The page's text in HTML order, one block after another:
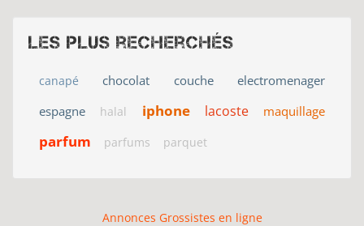
Les plus recherchés
canapé chocolat couche
electromenager
espagne
halal iphone lacoste maquillage
parfum parfums parquet
Annonces Grossistes en ligne